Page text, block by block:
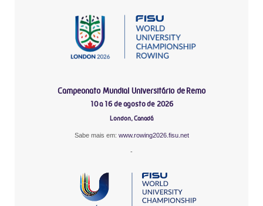
Campeonato Mundial Universitário de Remo
10 a 16 de agosto de 2026
London, Canadá
Sabe mais em: www.rowing2026.fisu.net
-